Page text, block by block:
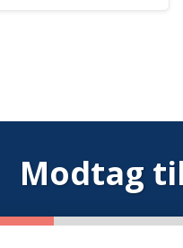
Modtag